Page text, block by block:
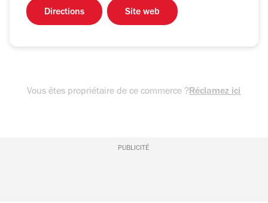
Directions Site web
Vous êtes propriétaire de ce commerce ?Réclamez ici
PUBLICITÉ